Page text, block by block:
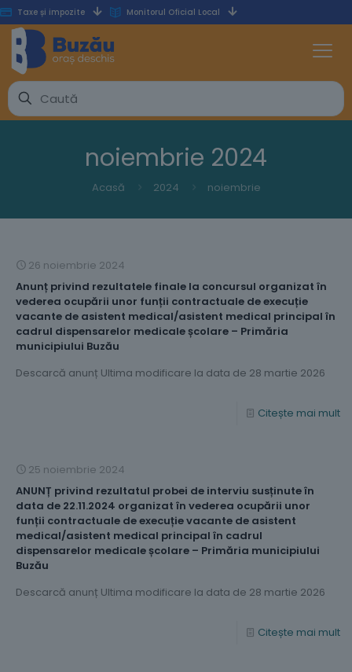
Taxe și impozite Monitorul Oficial Local
noiembrie 2024
Acasă 2024 noiembrie
26 noiembrie 2024
Anunț privind rezultatele finale la concursul organizat în
vederea ocupării unor funții contractuale de execuție
vacante de asistent medical/asistent medical principal în
cadrul dispensarelor medicale școlare – Primăria
municipiului Buzău
Descarcă anunț Ultima modificare la data de 28 martie 2026
Citește mai mult
25 noiembrie 2024
ANUNȚ privind rezultatul probei de interviu susținute în
data de 22.11.2024 organizat în vederea ocupării unor
funții contractuale de execuție vacante de asistent
medical/asistent medical principal în cadrul
dispensarelor medicale școlare – Primăria municipiului
Buzău
Descarcă anunț Ultima modificare la data de 28 martie 2026
Citește mai mult